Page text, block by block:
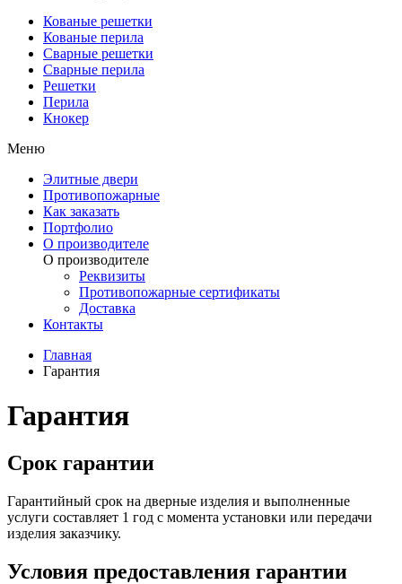
Кованые решетки
Кованые перила
Сварные решетки
Сварные перила
Решетки
Перила
Кнокер
Меню
Элитные двери
Противопожарные
Как заказать
Портфолио
О производителе
О производителе
Реквизиты
Противопожарные сертификаты
Доставка
Контакты
Главная
Гарантия
Гарантия
Срок гарантии
Гарантийный срок на дверные изделия и выполненные
услуги составляет 1 год с момента установки или передачи
изделия заказчику.
Условия предоставления гарантии